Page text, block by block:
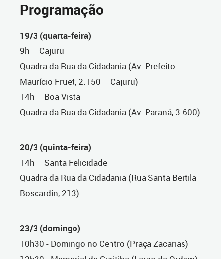
Programação
19/3 (quarta-feira)
9h – Cajuru
Quadra da Rua da Cidadania (Av. Prefeito
Maurício Fruet, 2.150 – Cajuru)
14h – Boa Vista
Quadra da Rua da Cidadania (Av. Paraná, 3.600)
20/3 (quinta-feira)
14h – Santa Felicidade
Quadra da Rua da Cidadania (Rua Santa Bertila
Boscardin, 213)
23/3 (domingo)
10h30 - Domingo no Centro (Praça Zacarias)